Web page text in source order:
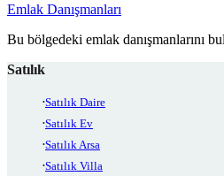
Emlak Danışmanları
Bu bölgedeki emlak danışmanlarını
Satılık
Satılık Daire
Satılık Ev
Satılık Arsa
Satılık Villa